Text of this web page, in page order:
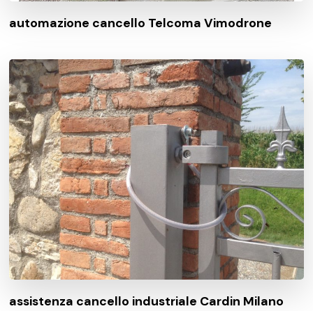
automazione cancello Telcoma Vimodrone
assistenza cancello industriale Cardin Milano